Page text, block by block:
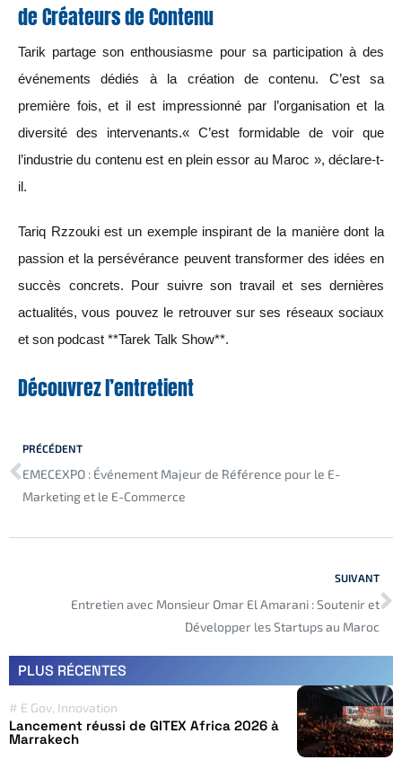
de Créateurs de Contenu
Tarik partage son enthousiasme pour sa participation à des
événements dédiés à la création de contenu. C’est sa
première fois, et il est impressionné par l’organisation et la
diversité des intervenants.« C’est formidable de voir que
l’industrie du contenu est en plein essor au Maroc », déclare-t-
il.
Tariq Rzzouki est un exemple inspirant de la manière dont la
passion et la persévérance peuvent transformer des idées en
succès concrets. Pour suivre son travail et ses dernières
actualités, vous pouvez le retrouver sur ses réseaux sociaux
et son podcast **Tarek Talk Show**.
Découvrez l’entretient
PRÉCÉDENT
EMECEXPO : Événement Majeur de Référence pour le E-
Marketing et le E-Commerce
SUIVANT
Entretien avec Monsieur Omar El Amarani : Soutenir et
Développer les Startups au Maroc
PLUS RÉCENTES
# E Gov, Innovation
Lancement réussi de GITEX Africa 2026 à
Marrakech